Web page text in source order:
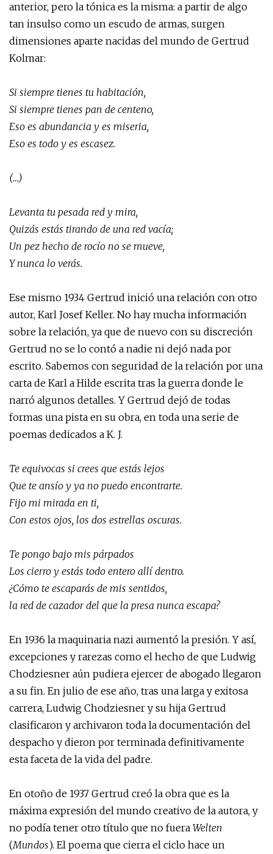
anterior, pero la tónica es la misma: a partir de algo
tan insulso como un escudo de armas, surgen
dimensiones aparte nacidas del mundo de Gertrud
Kolmar:
Si siempre tienes tu habitación,
Si siempre tienes pan de centeno,
Eso es abundancia y es miseria,
Eso es todo y es escasez.
(…)
Levanta tu pesada red y mira,
Quizás estás tirando de una red vacía;
Un pez hecho de rocío no se mueve,
Y nunca lo verás.
Ese mismo 1934 Gertrud inició una relación con otro
autor, Karl Josef Keller. No hay mucha información
sobre la relación, ya que de nuevo con su discreción
Gertrud no se lo contó a nadie ni dejó nada por
escrito. Sabemos con seguridad de la relación por una
carta de Karl a Hilde escrita tras la guerra donde le
narró algunos detalles. Y Gertrud dejó de todas
formas una pista en su obra, en toda una serie de
poemas dedicados a K. J.
Te equivocas si crees que estás lejos
Que te ansío y ya no puedo encontrarte.
Fijo mi mirada en ti,
Con estos ojos, los dos estrellas oscuras.
Te pongo bajo mis párpados
Los cierro y estás todo entero allí dentro.
¿Cómo te escaparás de mis sentidos,
la red de cazador del que la presa nunca escapa?
En 1936 la maquinaria nazi aumentó la presión. Y así,
excepciones y rarezas como el hecho de que Ludwig
Chodziesner aún pudiera ejercer de abogado llegaron
a su fin. En julio de ese año, tras una larga y exitosa
carrera, Ludwig Chodziesner y su hija Gertrud
clasificaron y archivaron toda la documentación del
despacho y dieron por terminada definitivamente
esta faceta de la vida del padre.
En otoño de 1937 Gertrud creó la obra que es la
máxima expresión del mundo creativo de la autora, y
no podía tener otro título que no fuera Welten
(Mundos). El poema que cierra el ciclo hace un